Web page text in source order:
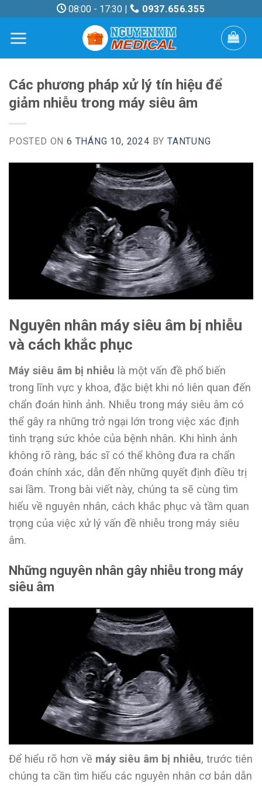
content
08:00 - 17:30 | 0937.656.355
Các phương pháp xử lý tín hiệu để
giảm nhiễu trong máy siêu âm
POSTED ON6 THÁNG 10, 2024 BYTANTUNG
Nguyên nhân máy siêu âm bị nhiễu
và cách khắc phục
Máy siêu âm bị nhiễu là một vấn đề phổ biến
trong lĩnh vực y khoa, đặc biệt khi nó liên quan đến
chẩn đoán hình ảnh. Nhiễu trong máy siêu âm có
thể gây ra những trở ngại lớn trong việc xác định
tình trạng sức khỏe của bệnh nhân. Khi hình ảnh
không rõ ràng, bác sĩ có thể không đưa ra chẩn
đoán chính xác, dẫn đến những quyết định điều trị
sai lầm. Trong bài viết này, chúng ta sẽ cùng tìm
hiểu về nguyên nhân, cách khắc phục và tầm quan
trọng của việc xử lý vấn đề nhiễu trong máy siêu
âm.
Những nguyên nhân gây nhiễu trong máy
siêu âm
Để hiểu rõ hơn về máy siêu âm bị nhiễu, trước tiên
chúng ta cần tìm hiểu các nguyên nhân cơ bản dẫn